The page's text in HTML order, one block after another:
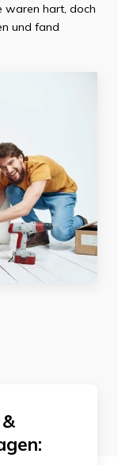
waren hart, doch
und fand